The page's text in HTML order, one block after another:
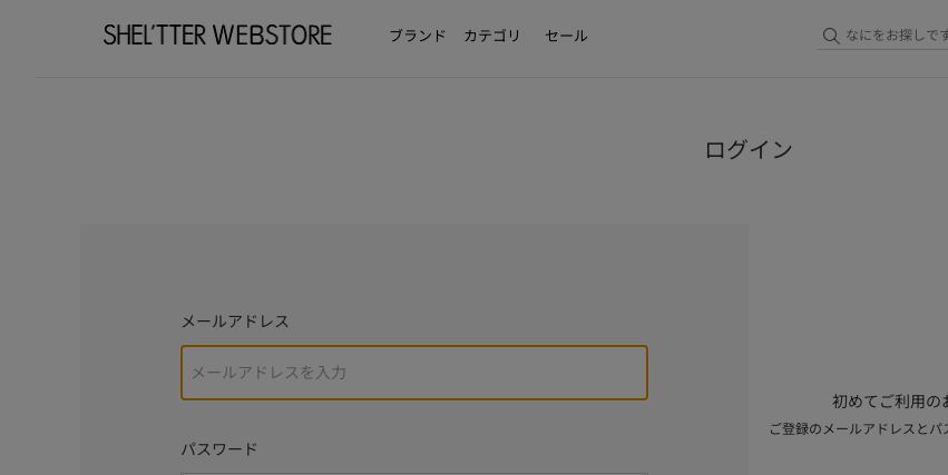
ブランド カテゴリ セール
ログイン
メールアドレス
パスワード
初めてご利用の
ご登録のメールアドレスと